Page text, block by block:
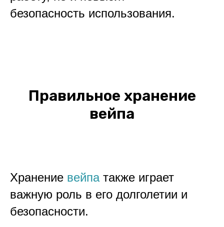
безопасность использования.
Правильное хранение
вейпа
Хранение вейпатакже играет
важную роль в его долголетии и
безопасности.